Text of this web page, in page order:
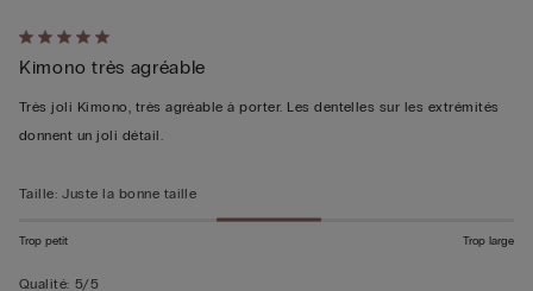
Évalué
5sur 5
Kimono très agréable
Très joli Kimono, très agréable à porter. Les dentelles sur les extrémités
donnent un joli détail.
Taille: Juste la bonne taille
Trop petit Trop large
Qualité: 5/5